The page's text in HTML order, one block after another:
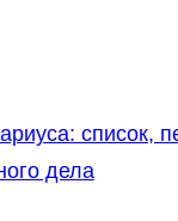
список,
дела